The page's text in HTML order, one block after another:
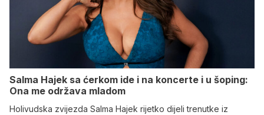
Salma Hajek sa ćerkom ide i na koncerte i u šoping:
Ona me održava mladom
Holivudska zvijezda Salma Hajek rijetko dijeli trenutke iz